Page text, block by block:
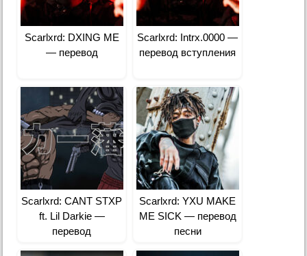
Scarlxrd: DXING ME
— перевод
Scarlxrd: Intrx.0000 —
перевод вступления
Scarlxrd: CANT STXP
ft. Lil Darkie —
перевод
Scarlxrd: YXU MAKE
ME SICK — перевод
песни